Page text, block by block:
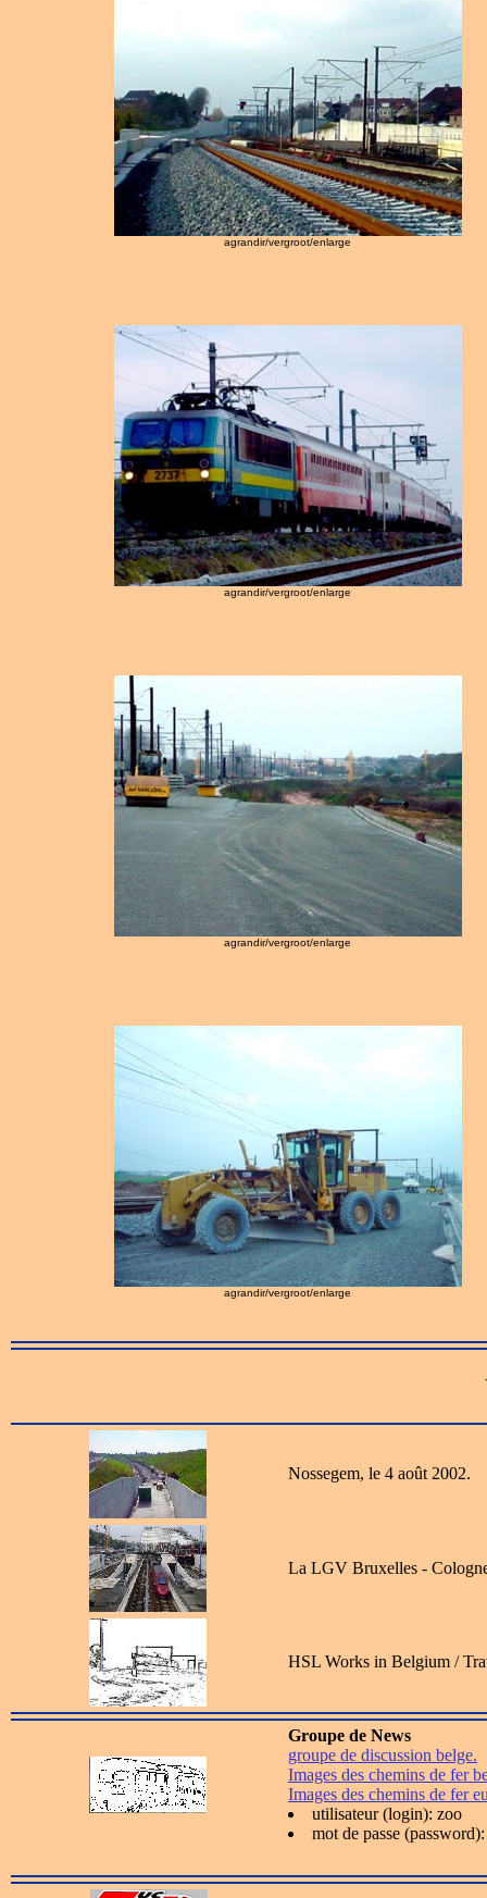
agrandir/vergroot/enlarge
agrandir/vergroot/enlarge
agrandir/vergroot/enlarge
agrandir/vergroot/enlarge
Nossegem, le 4 août 2002.
La LGV Bruxelles -
HSL Works in Belgium /